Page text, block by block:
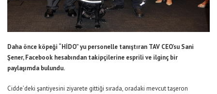
Daha önce köpeği “HİDO” yu personelle tanıştıran TAV CEO’su Sani
Şener, Facebook hesabından takipçilerine esprili ve ilginç bir
paylaşımda bulundu.
Cidde’deki şantiyesini ziyarete gittiği sırada, oradaki mevcut taşeron